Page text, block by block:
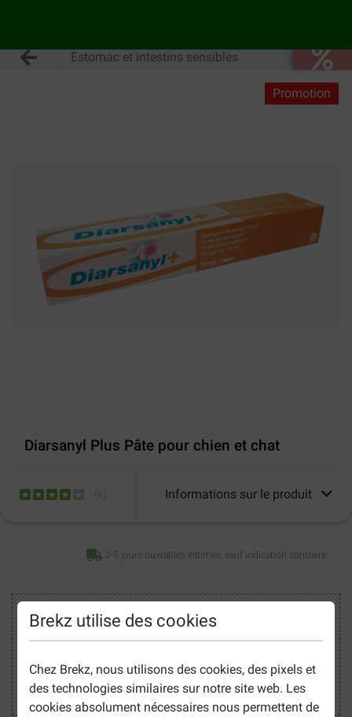
Brekz utilise des cookies
Chez Brekz, nous utilisons des cookies, des pixels et
des technologies similaires sur notre site web. Les
cookies absolument nécessaires nous permettent de
Estomac et intestins sensibles
Promotion
Diarsanyl Plus Pâte pour chien et chat
Informations sur le produit
2-5 jours ouvrables estimés, sauf indication contraire.
Acheter en toute sécurité